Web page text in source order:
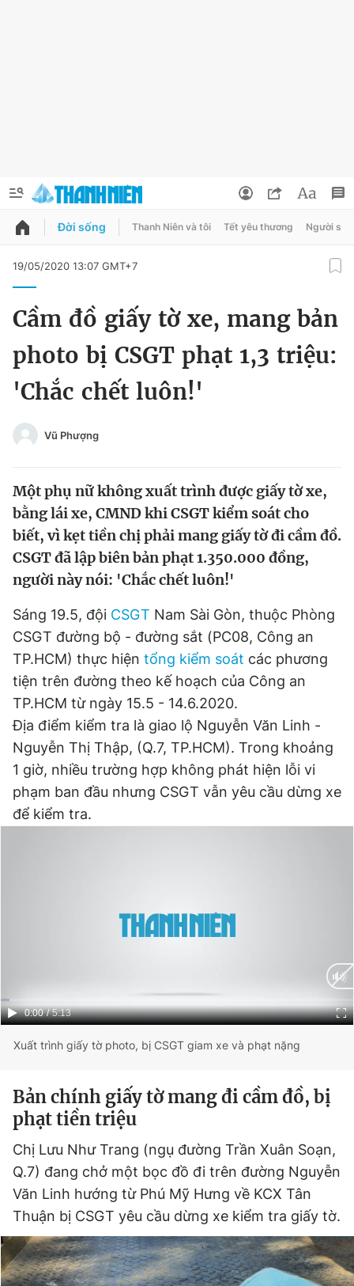
QUẢNG CÁO ĐẶT BÁO
Chuyên mục khác
Video Magazine
Sản phẩm khác
Thông tin tòa soạn Liên hệ quảng cáo
Đọc Thanh Niên trên điện thoại
0908 780 404
Chính sách bảo
Tổng biên tập: Nguyễn Ngọc Toàn
Phó tổng biên tập thường trực: Hải Thành
Phó tổng biên tập: Lâm Hiếu Dũng
Phó tổng biên tập: Trần Việt Hưng
Tổng thư ký tòa soạn: Đức Trung
© 2003-2026 Bản quyền thuộc về Báo Thanh Niên. Cấm sao
chép dưới mọi hình thức nếu không có sự chấp thuận bằng văn
bản. Phát triển bởi ePi Technologies, JSC.
Đổi mật khẩu
Tin đã lưu
Tin đã xem
Đăng xuất
Đời sống Thanh Niên và tôi Tết yêu thương Người
19/05/2020 13:07 GMT+7
Cầm đồ giấy tờ xe, mang bản
photo bị CSGT phạt 1,3 triệu:
'Chắc chết luôn!'
Vũ Phượng
Một phụ nữ không xuất trình được giấy tờ xe,
bằng lái xe, CMND khi CSGT kiểm soát cho
biết, vì kẹt tiền chị phải mang giấy tờ đi cầm đồ.
CSGT đã lập biên bản phạt 1.350.000 đồng,
người này nói: 'Chắc chết luôn!'
Sáng 19.5, đội CSGT Nam Sài Gòn, thuộc Phòng
CSGT đường bộ - đường sắt (PC08, Công an
TP.HCM) thực hiện tổng kiểm soát các phương
tiện trên đường theo kế hoạch của Công an
TP.HCM từ ngày 15.5 - 14.6.2020.
Địa điểm kiểm tra là giao lộ Nguyễn Văn Linh -
Nguyễn Thị Thập, (Q.7, TP.HCM). Trong khoảng
1 giờ, nhiều trường hợp không phát hiện lỗi vi
phạm ban đầu nhưng CSGT vẫn yêu cầu dừng xe
để kiểm tra.
Current
0:00 / Duration
5:13
Xuất trình giấy tờ photo, bị CSGT giam xe và phạt nặng
Bản chính giấy tờ mang đi cầm đồ, bị
phạt tiền triệu
Chị Lưu Như Trang (ngụ đường Trần Xuân Soạn,
Q.7) đang chở một bọc đồ đi trên đường Nguyễn
Văn Linh hướng từ Phú Mỹ Hưng về KCX Tân
Thuận bị CSGT yêu cầu dừng xe kiểm tra giấy tờ.